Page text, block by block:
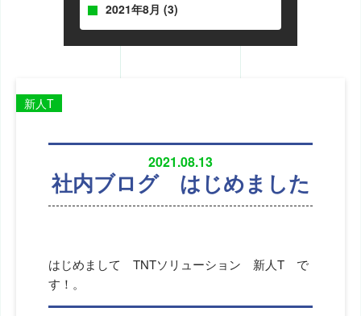
2021年8月 (3)
2021.08.13
社内ブログ はじめました
新人T
はじめまして TNTソリューション 新人T で
す！。